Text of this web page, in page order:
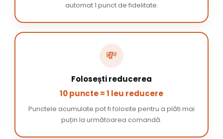
automat 1 punct de fidelitate.
💸
Folosești reducerea
10 puncte = 1 leu reducere
Punctele acumulate pot fi folosite pentru a plăti mai
puțin la următoarea comandă.